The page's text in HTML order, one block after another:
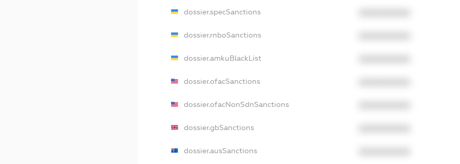
dossier.specSanctions
dossier.rnboSanctions
dossier.amkuBlackList
dossier.ofacSanctions
dossier.ofacNonSdnSanctions
dossier.gbSanctions
dossier.ausSanctions